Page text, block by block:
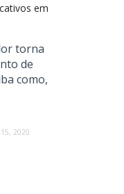
em
torna
de
como,
2020